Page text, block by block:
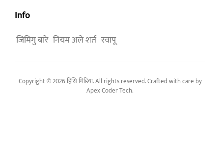
Info
जिमिगु बारे नियम अले शर्त स्वापू
Copyright © 2026 हिसि मिडिया. All rights reserved. Crafted with care by
Apex Coder Tech.